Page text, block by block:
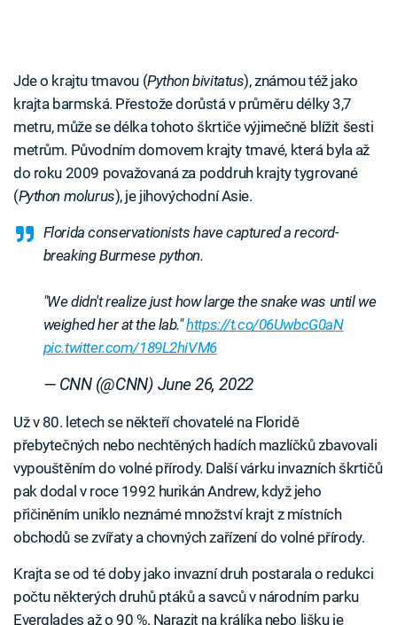
Jde o krajtu tmavou (Python bivitatus), známou též jako
krajta barmská. Přestože dorůstá v průměru délky 3,7
metru, může se délka tohoto škrtiče výjimečně blížit šesti
metrům. Původním domovem krajty tmavé, která byla až
do roku 2009 považovaná za poddruh krajty tygrované
(Python molurus), je jihovýchodní Asie.
Florida conservationists have captured a record-
breaking Burmese python.
"We didn't realize just how large the snake was until we
weighed her at the lab."https://t.co/06UwbcG0aN
pic.twitter.com/189L2hiVM6
— CNN (@CNN) June 26, 2022
Už v 80. letech se někteří chovatelé na Floridě
přebytečných nebo nechtěných hadích mazlíčků zbavovali
vypouštěním do volné přírody. Další várku invazních škrtičů
pak dodal v roce 1992 hurikán Andrew, když jeho
přičiněním uniklo neznámé množství krajt z místních
obchodů se zvířaty a chovných zařízení do volné přírody.
Krajta se od té doby jako invazní druh postarala o redukci
počtu některých druhů ptáků a savců v národním parku
Everglades až o 90 %. Narazit na králíka nebo lišku je